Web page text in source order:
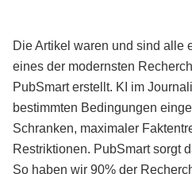
Die Artikel waren und sind alle
eines der modernsten
PubSmart erstellt. KI im
bestimmten Bedingungen
Schranken, maximaler
Restriktionen. PubSmart sorgt
So haben wir 90% der